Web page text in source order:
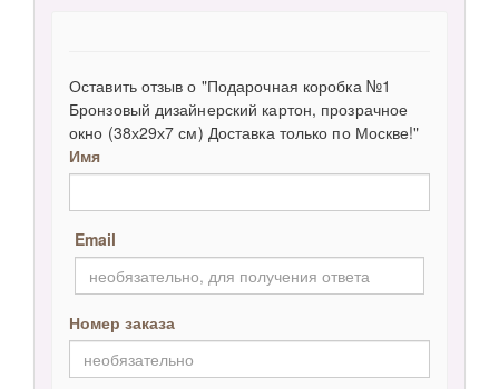
Оставить отзыв о "Подарочная коробка №1
Бронзовый дизайнерский картон, прозрачное
окно (38х29х7 см) Доставка только по Москве!"
Имя
Email
Номер заказа